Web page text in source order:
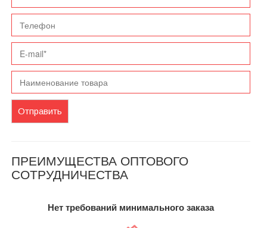
Отправить
ПРЕИМУЩЕСТВА ОПТОВОГО
СОТРУДНИЧЕСТВА
Нет требований минимального заказа